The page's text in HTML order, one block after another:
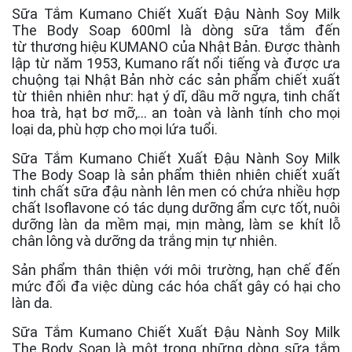
Sữa Tắm Kumano Chiết Xuất Đậu Nành Soy Milk
The Body Soap 600ml là dòng sữa tắm đến
từ thương hiệu KUMANO của Nhật Bản. Được thành
lập từ năm 1953, Kumano rất nổi tiếng và được ưa
chuộng tại Nhật Bản nhờ các sản phẩm chiết xuất
từ thiên nhiên như: hạt ý dĩ, dầu mỡ ngựa, tinh chất
hoa trà, hạt bơ mỡ,... an toàn và lành tính cho mọi
loại da, phù hợp cho mọi lứa tuổi.
Sữa Tắm Kumano Chiết Xuất Đậu Nành Soy Milk
The Body Soap là sản phẩm thiên nhiên chiết xuất
tinh chất sữa đậu nành lên men có chứa nhiều hợp
chất Isoflavone có tác dụng dưỡng ẩm cực tốt, nuôi
dưỡng làn da mềm mại, mịn màng, làm se khít lỗ
chân lông và dưỡng da trắng mịn tự nhiên.
Sản phẩm thân thiện với môi trường, hạn chế đến
mức đối đa việc dùng các hóa chất gây có hại cho
làn da.
Sữa Tắm Kumano Chiết Xuất Đậu Nành Soy Milk
The Body Soap là một trong những dòng sữa tắm